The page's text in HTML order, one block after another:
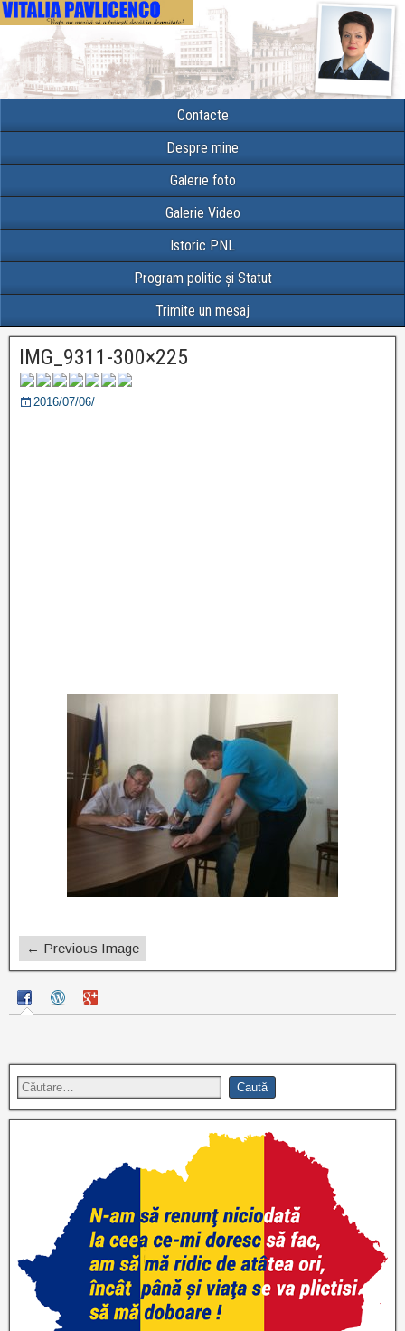
Contacte
Despre mine
Galerie foto
Galerie Video
Istoric PNL
Program politic și Statut
Trimite un mesaj
IMG_9311-300×225
2016/07/06/
← Previous Image